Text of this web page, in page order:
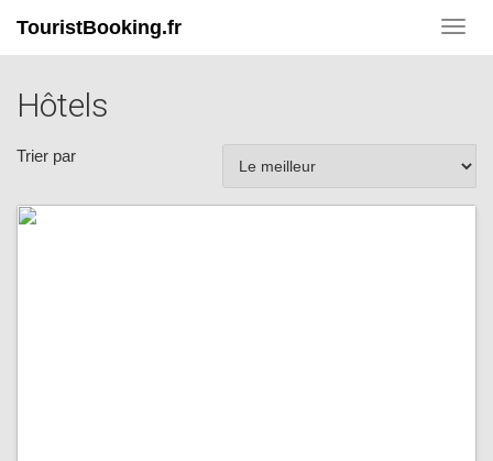
TouristBooking.fr
Hôtels
Trier par